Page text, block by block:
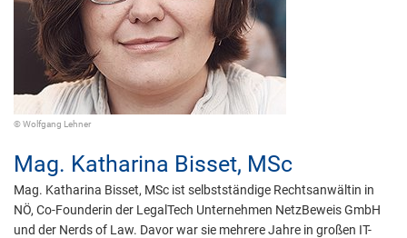
© Wolfgang Lehner
Mag. Katharina Bisset, MSc
Mag. Katharina Bisset, MSc ist selbstständige Rechtsanwältin in
NÖ, Co-Founderin der LegalTech Unternehmen NetzBeweis GmbH
und der Nerds of Law. Davor war sie mehrere Jahre in großen IT-